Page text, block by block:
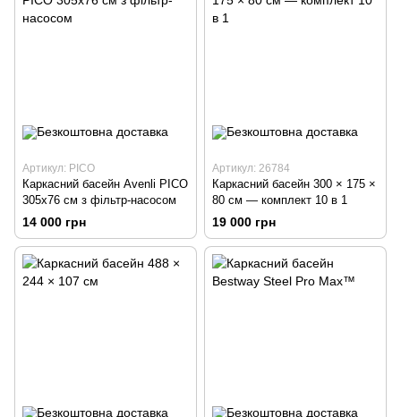
Артикул: PICO
Каркасний басейн Avenli PICO
305x76 см з фільтр-насосом
14 000 грн
Артикул: 26784
Каркасний басейн 300 × 175 ×
80 см — комплект 10 в 1
19 000 грн